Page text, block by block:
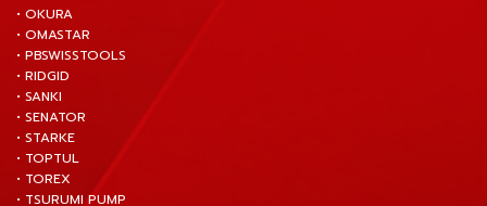
• OKURA
• OMASTAR
• PBSWISSTOOLS
• RIDGID
• SANKI
• SENATOR
• STARKE
• TOPTUL
• TOREX
• TSURUMI PUMP